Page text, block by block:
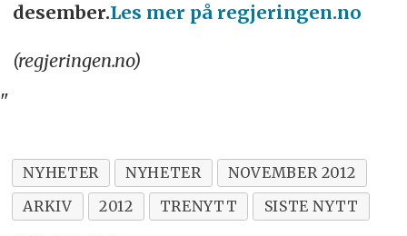
desember.Les mer på regjeringen.no
(regjeringen.no)
"
NYHETER NYHETER
NOVEMBER 2012
ARKIV
2012 TRENYTT SISTE NYTT